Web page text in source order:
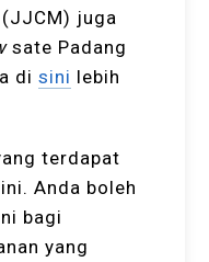
juga
sate Padang
disini lebih
terdapat
Anda boleh
bagi
yang